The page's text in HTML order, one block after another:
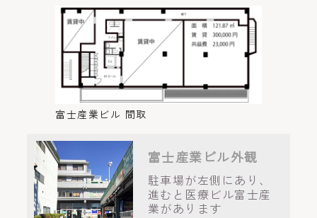
富士産業ビル 間取
富士産業ビル外観
駐車場が左側にあり、
進むと医療ビル富士産
業があります